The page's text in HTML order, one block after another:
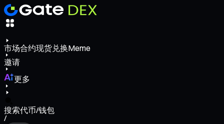
市场合约现货兑换Meme
邀请
更多
搜索代币/钱包
/